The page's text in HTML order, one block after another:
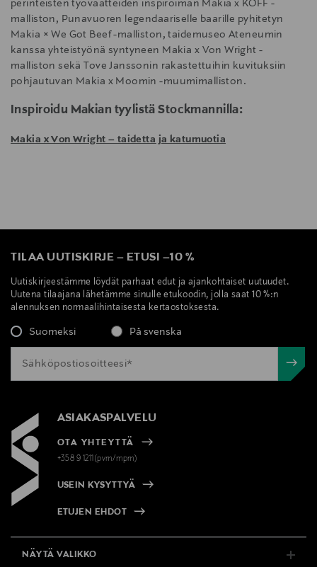
perinteisten työvaatteiden inspiroiman Makia x KOFF -
malliston, Punavuoren legendaariselle baarille pyhitetyn
Makia × We Got Beef -malliston, taidemuseo Ateneumin
kanssa yhteistyönä syntyneen Makia x Von Wright -
malliston sekä Tove Janssonin rakastettuihin kuvituksiin
pohjautuvan Makia x Moomin -muumimalliston.
Inspiroidu Makian tyylistä Stockmannilla:
Makia x Von Wright – taidetta ja katumuotia
TILAA UUTISKIRJE – ETUSI –10 %
Uutiskirjeestämme löydät parhaat edut ja ajankohtaiset uutuudet.
Uutena tilaajana lähetämme sinulle etukoodin, jolla saat 10 %:n
alennuksen normaalihintaisesta kertaostoksesta.
Suomeksi På svenska
ASIAKASPALVELU
OTA YHTEYTTÄ
+358 9 1211(pvm/mpm)
USEIN KYSYTTYÄ
ETUJEN EHDOT
NÄYTÄ VALIKKO